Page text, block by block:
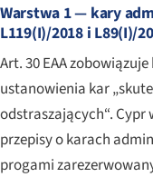
Warstwa 1 — kary
L119(I)/2018 i L89(I)/
Art. 30 EAA
ustanowienia kar
odstraszających“.
przepisy o karach
progami